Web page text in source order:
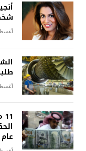
أغسطس
أغسطس
عام